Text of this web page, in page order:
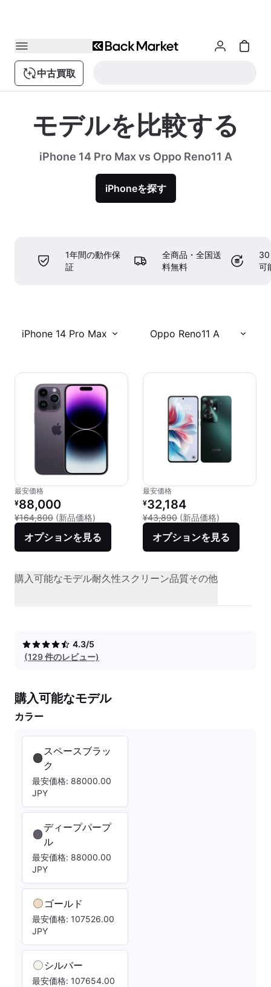
中古買取
モデルを比較する
iPhone 14 Pro Max vs Oppo Reno11 A
iPhoneを探す
1年間の動作保
証
全商品・全国送
料無料
30
可
iPhone 14 Pro Max Oppo Reno11 A
最安価格
リファービッシュ品の価格：
¥88,000
¥164,800 (新品価格) 新品との比較：¥164,800
オプションを見る
最安価格
リファービッシュ品の価格：
¥32,184
¥43,890 (新品価格)
オプションを見る
購入可能なモデル耐久性スクリーン品質その他
4.3/5
(129 件のレビュー)
購入可能なモデル
カラー
スペースブラッ
ク
最安価格: 88000.00
JPY
ディープパープ
ル
最安価格: 88000.00
JPY
ゴールド
最安価格: 107526.00
JPY
シルバー
最安価格: 107654.00